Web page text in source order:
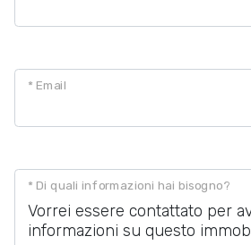
* Email
* Di quali informazioni hai bisogno?